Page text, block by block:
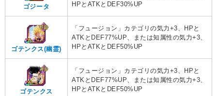
ゴジータ
HPとATKとDEF30%UP
ゴテンクス(幽霊)
「フュージョン」カテゴリの気力+3、HPと
ATKとDEF77%UP、または知属性の気力+3、
HPとATKとDEF50%UP
ゴテンクス
「フュージョン」カテゴリの気力+3、HPと
ATKとDEF77%UP、または知属性の気力+3、
HPとATKとDEF50%UP